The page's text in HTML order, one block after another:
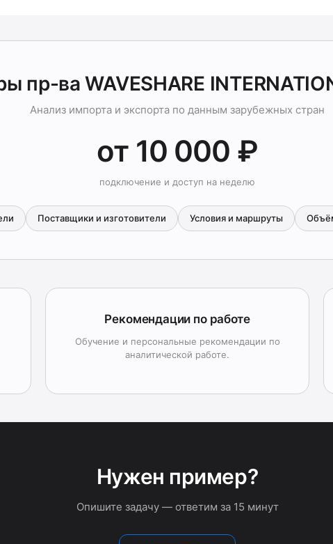
пр-ва WAVESHARE
Анализ импорта и экспорта по данным зарубежных стран
от 10 000 ₽
подключение и доступ на неделю
Поставщики и изготовители Условия и маршруты
Рекомендации по работе
Обучение и персональные рекомендации по
аналитической работе.
Нужен пример?
Опишите задачу — ответим за 15 минут